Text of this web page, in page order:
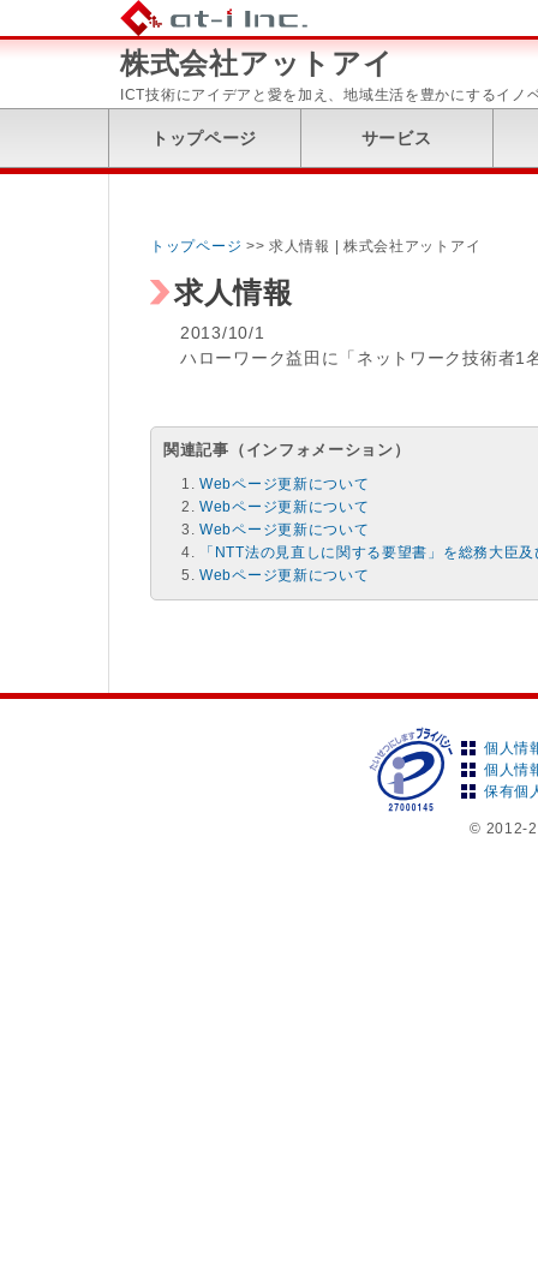
ICT技術にアイデアと愛を加え、地域生活を豊かにするイノ
株式会社アットアイ
トップページ サービス
トップページ >> 求人情報 | 株式会社アットアイ
求人情報
2013/10/1
ハローワーク益田に「ネットワーク技術者1
関連記事（インフォメーション）
Webページ更新について
Webページ更新について
Webページ更新について
「NTT法の見直しに関する要望書」を総務大臣
Webページ更新について
個人情
個人情
保有個
© 2012-